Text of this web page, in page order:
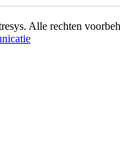
Alle rechten